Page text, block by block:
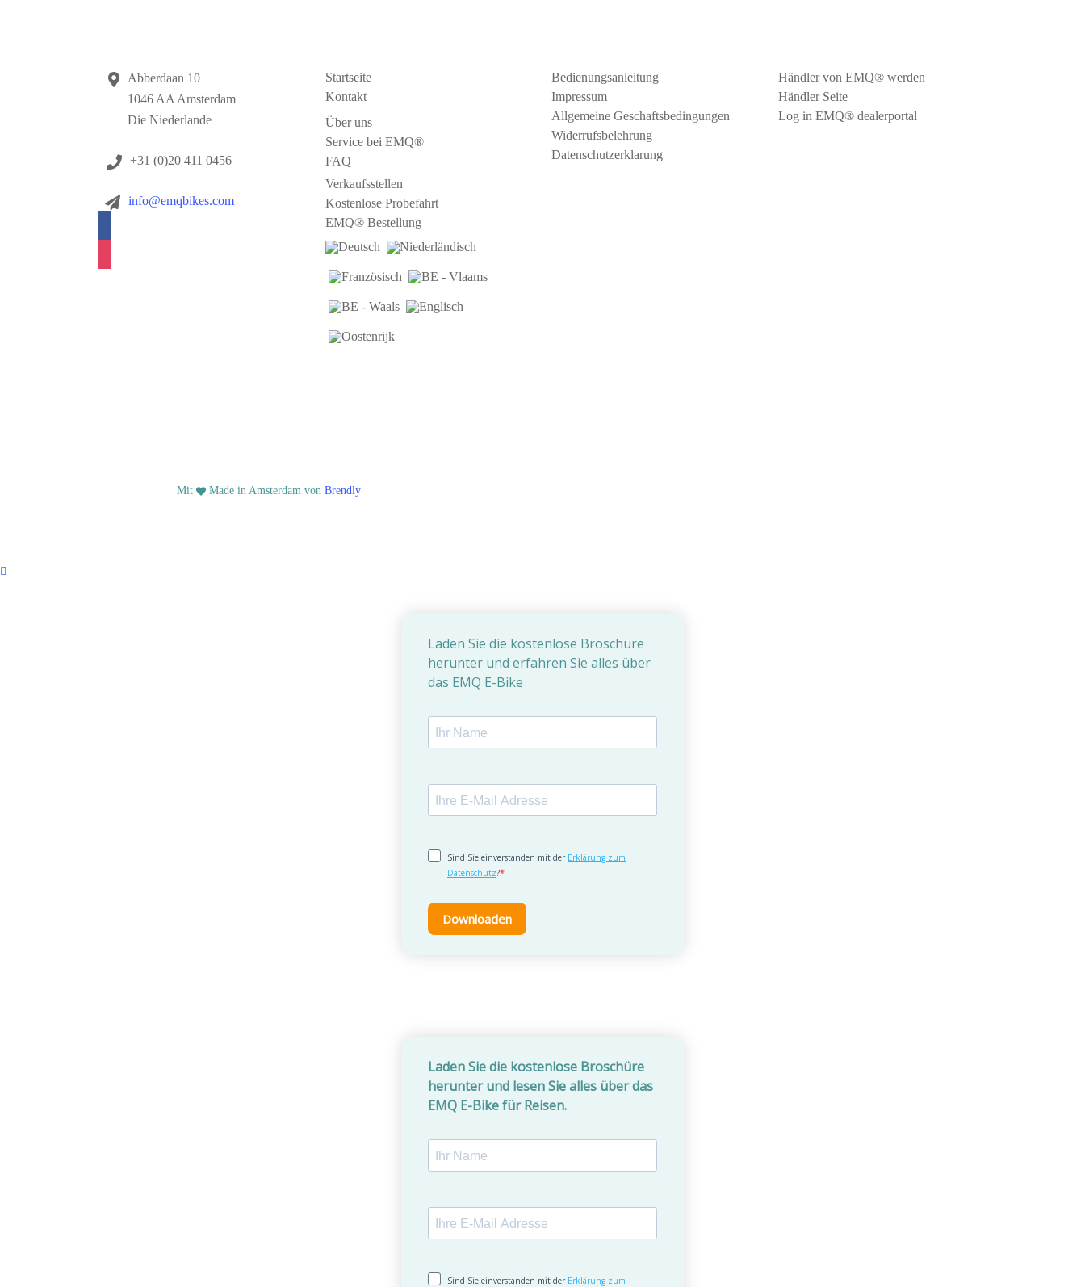
Abberdaan 10
1046 AA Amsterdam
Die Niederlande
+31 (0)20 411 0456
info@emqbikes.com
Startseite
Kontakt
Über uns
Service bei EMQ®
FAQ
Verkaufsstellen
Kostenlose Probefahrt
EMQ® Bestellung
Bedienungsanleitung
Impressum
Allgemeine Geschaftsbedingungen
Widerrufsbelehrung
Datenschutzerklarung
Händler von EMQ® werden
Händler Seite
Log in EMQ® dealerportal
Mit Made in Amsterdam von Brendly